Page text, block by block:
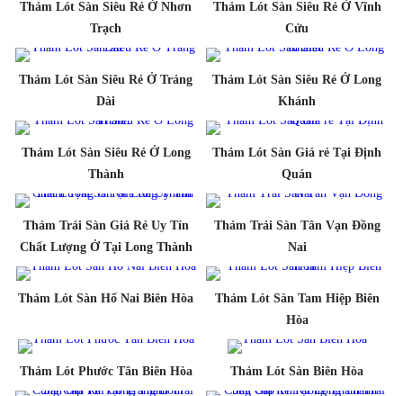
Thảm Lót Sàn Siêu Rẻ Ở Nhơn
Trạch
Thảm Lót Sàn Siêu Rẻ Ở Vĩnh
Cửu
Thảm Lót Sàn Siêu Rẻ Ở Trảng
Dài
Thảm Lót Sàn Siêu Rẻ Ở Long
Khánh
Thảm Lót Sàn Siêu Rẻ Ở Long
Thành
Thảm Lót Sàn Giá rẻ Tại Định
Quán
Thảm Trải Sàn Giá Rẻ Uy Tín
Chất Lượng Ở Tại Long Thành
Thảm Trải Sàn Tân Vạn Đồng
Nai
Thảm Lót Sàn Hố Nai Biên Hòa
Thảm Lót Sàn Tam Hiệp Biên
Hòa
Thảm Lót Phước Tân Biên Hòa Thảm Lót Sàn Biên Hòa